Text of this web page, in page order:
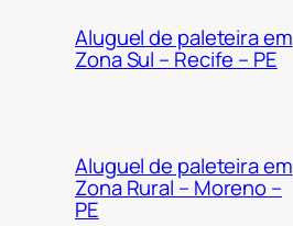
Aluguel de paleteira em
Zona Sul – Recife – PE
Aluguel de paleteira em
Zona Rural – Moreno –
PE